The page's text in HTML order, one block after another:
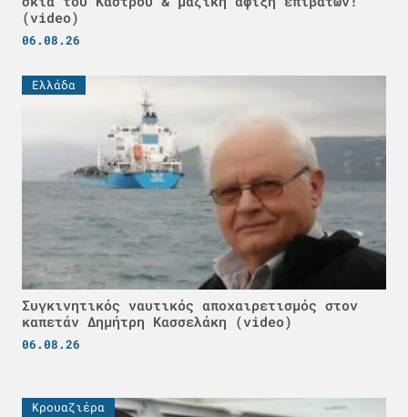
(video)
06.08.26
Ελλάδα
Συγκινητικός ναυτικός αποχαιρετισμός στον
καπετάν Δημήτρη Κασσελάκη (video)
06.08.26
Κρουαζιέρα